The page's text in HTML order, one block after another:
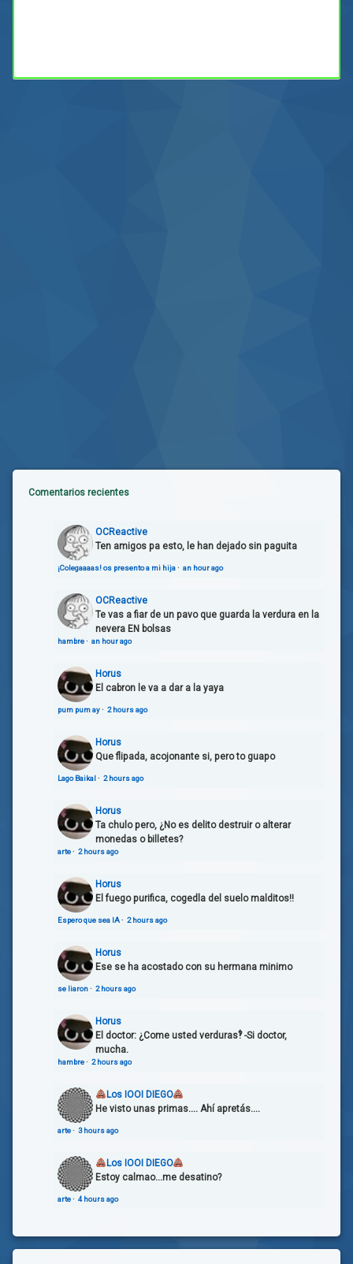
Comentarios recientes
OCReactive
Ten amigos pa esto, le han dejado sin paguita
¡Colegaaaas! os presento a mi hija· an hour ago
OCReactive
Te vas a fiar de un pavo que guarda la verdura en la
nevera EN bolsas
hambre· an hour ago
Horus
El cabron le va a dar a la yaya
pum pum ay· 2 hours ago
Horus
Que flipada, acojonante si, pero to guapo
Lago Baikal· 2 hours ago
Horus
Ta chulo pero, ¿No es delito destruir o alterar
monedas o billetes?
arte· 2 hours ago
Horus
El fuego purifica, cogedla del suelo malditos!!
Espero que sea IA· 2 hours ago
Horus
Ese se ha acostado con su hermana minimo
se liaron· 2 hours ago
Horus
El doctor: ¿Come usted verduras‽ -Si doctor,
mucha.
hambre· 2 hours ago
Los IOOI DIEGO
He visto unas primas.... Ahí apretás....
arte· 3 hours ago
Los IOOI DIEGO
Estoy calmao...me desatino?
arte· 4 hours ago